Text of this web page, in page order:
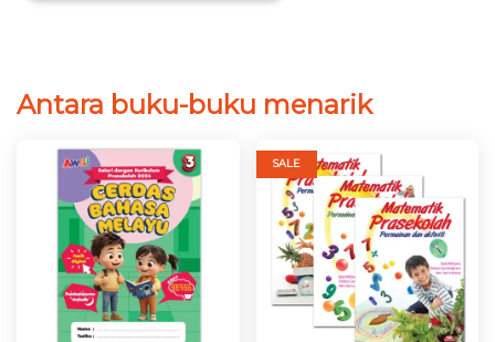
Antara buku-buku menarik
SALE